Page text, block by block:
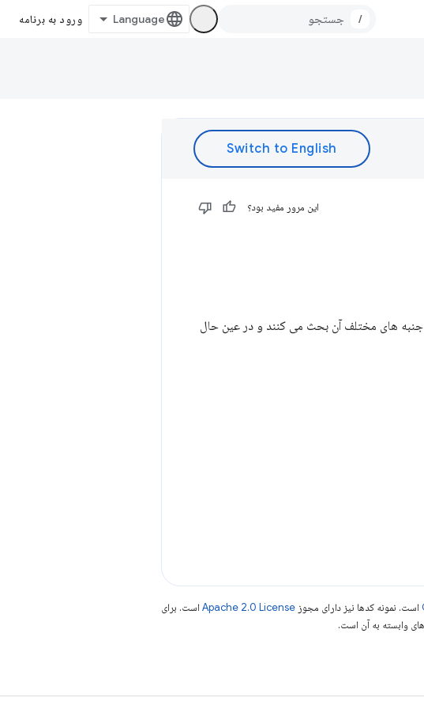
/ ورود به برنامه
این مرور مفید بود؟
های مختلف آن بحث می کنند و در عین حال
است. نمونه کدها نیز دارای مجوز Apache 2.0 License است. برای